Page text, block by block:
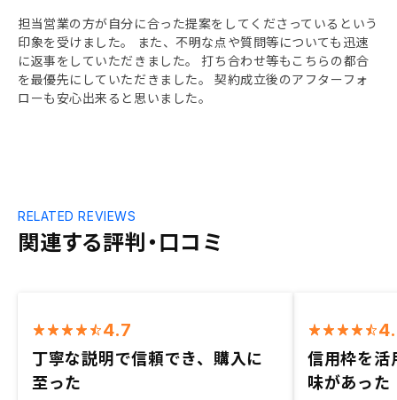
担当営業の方が自分に合った提案をしてくださっているという
印象を受けました。 また、不明な点や質問等についても迅速
に返事をしていただきました。 打ち合わせ等もこちらの都合
を最優先にしていただきました。 契約成立後のアフターフォ
ローも安心出来ると思いました。
関連する評判・口コミ
RELATED REVIEWS
4.7
丁寧な説明で信頼でき、購入に
至った
信用枠を活
味があった